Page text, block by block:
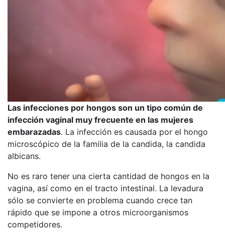
Las infecciones por hongos son un tipo común de
infección vaginal muy frecuente en las mujeres
embarazadas. La infección es causada por el hongo
microscópico de la familia de la candida, la candida
albicans.
No es raro tener una cierta cantidad de hongos en la
vagina, así como en el tracto intestinal. La levadura
sólo se convierte en problema cuando crece tan
rápido que se impone a otros microorganismos
competidores.